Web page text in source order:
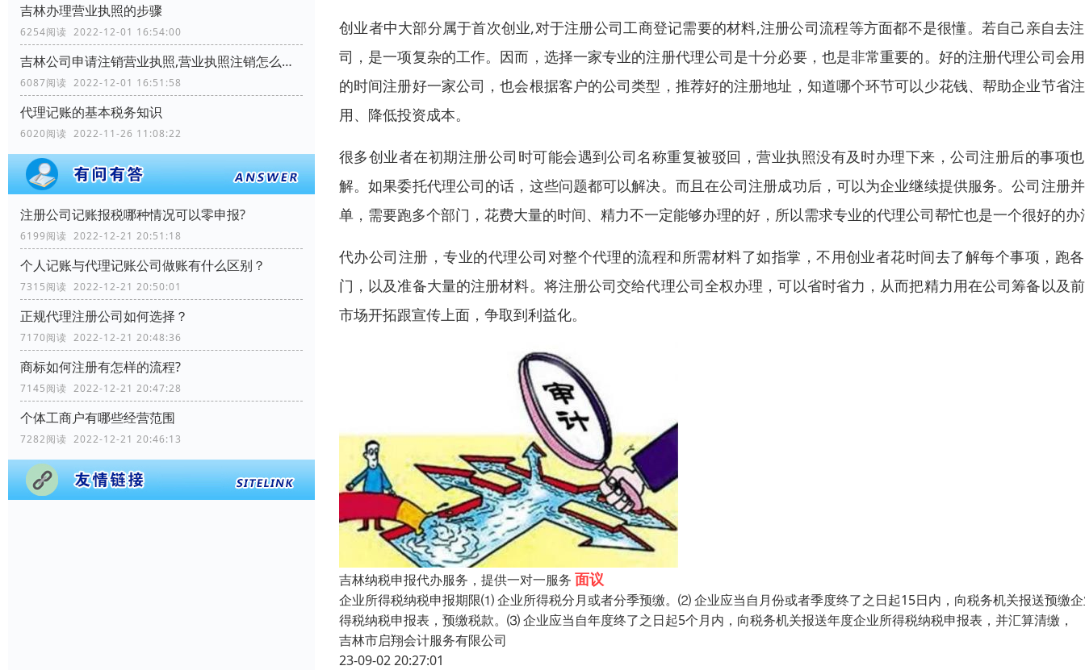
吉林办理营业执照的步骤
6254阅读 2022-12-01 16:54:00
吉林公司申请注销营业执照,营业执照注销怎么办理
6087阅读 2022-12-01 16:51:58
代理记账的基本税务知识
6020阅读 2022-11-26 11:08:22
注册公司记账报税哪种情况可以零申报?
6199阅读 2022-12-21 20:51:18
个人记账与代理记账公司做账有什么区别？
7315阅读 2022-12-21 20:50:01
正规代理注册公司如何选择？
7170阅读 2022-12-21 20:48:36
商标如何注册有怎样的流程?
7145阅读 2022-12-21 20:47:28
个体工商户有哪些经营范围
7282阅读 2022-12-21 20:46:13
创业者中大部分属于首次创业,对于注册公司工商登记需要的材料,注册公司流程等方面都不是很懂。若自己亲自去
司，是一项复杂的工作。因而，选择一家专业的注册代理公司是十分必要，也是非常重要的。好的注册代理公司会
的时间注册好一家公司，也会根据客户的公司类型，推荐好的注册地址，知道哪个环节可以少花钱、帮助企业节省
用、降低投资成本。
很多创业者在初期注册公司时可能会遇到公司名称重复被驳回，营业执照没有及时办理下来，公司注册后的事项
解。如果委托代理公司的话，这些问题都可以解决。而且在公司注册成功后，可以为企业继续提供服务。公司注册
单，需要跑多个部门，花费大量的时间、精力不一定能够办理的好，所以需求专业的代理公司帮忙也是一个很好的办
代办公司注册，专业的代理公司对整个代理的流程和所需材料了如指掌，不用创业者花时间去了解每个事项，跑
门，以及准备大量的注册材料。将注册公司交给代理公司全权办理，可以省时省力，从而把精力用在公司筹备以及
市场开拓跟宣传上面，争取到利益化。
吉林纳税申报代办服务，提供一对一服务 面议
企业所得税纳税申报期限⑴ 企业所得税分月或者分季预缴。⑵ 企业应当自月份或者季度终了之日起15日内，向税务机关报送预缴
得税纳税申报表，预缴税款。⑶ 企业应当自年度终了之日起5个月内，向税务机关报送年度企业所得税纳税申报表，并汇算清缴，
吉林市启翔会计服务有限公司
23-09-02 20:27:01